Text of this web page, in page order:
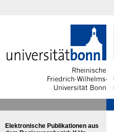
Elektronische Publikationen aus